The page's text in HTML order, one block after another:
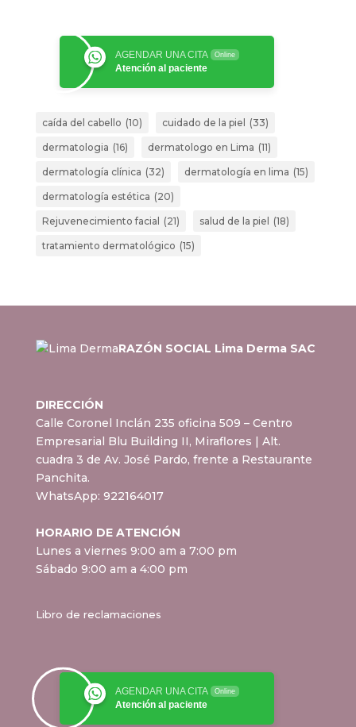
AGENDAR UNA CITA Online
Atención al paciente
caída del cabello (10) cuidado de la piel (33)
dermatologia (16) dermatologo en Lima (11)
dermatología clínica (32) dermatología en lima (15)
dermatología estética (20)
Rejuvenecimiento facial (21) salud de la piel (18)
tratamiento dermatológico (15)
RAZÓN SOCIAL Lima Derma SAC
DIRECCIÓN
Calle Coronel Inclán 235 oficina 509 – Centro
Empresarial Blu Building II, Miraflores | Alt.
cuadra 3 de Av. José Pardo, frente a Restaurante
Panchita.
WhatsApp: 922164017
HORARIO DE ATENCIÓN
Lunes a viernes 9:00 am a 7:00 pm
Sábado 9:00 am a 4:00 pm
Libro de reclamaciones
AGENDAR UNA CITA Online
Atención al paciente